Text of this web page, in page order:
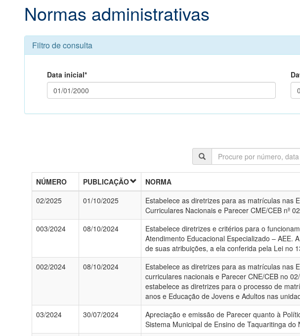
Normas administrativas
Filtro de consulta
Data inicial*
NÚMERO PUBLICAÇÃO NORMA
02/2025
01/10/2025
Estabelece as diretrizes para as matrículas nas
Curriculares Nacionais e Parecer CME/CEB nº
003/2024 08/10/2024
Estabelece diretrizes e critérios para o
Atendimento Educacional Especializado – AEE.
de suas atribuições, a ela conferida pela Lei no
002/2024 08/10/2024
Estabelece as diretrizes para as matrículas nas
curriculares nacionais e Parecer CNE/CEB no
estabelece as diretrizes para o processo de
anos e Educação de Jovens e Adultos nas
03/2024 30/07/2024
Apreciação e emissão de Parecer quanto à
Sistema Municipal de Ensino de Taquaritinga do